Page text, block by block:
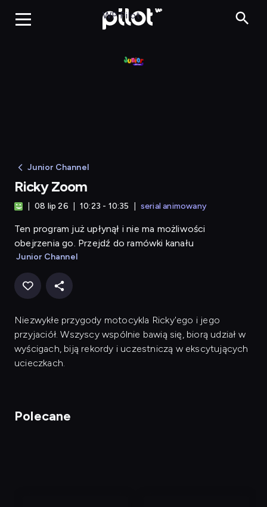
Ricky Zoom
WP Pilot
Junior Channel
Ricky Zoom
08 lip 26 10:23 - 10:35 serial animowany
Ten program już upłynął i nie ma możliwości
obejrzenia go. Przejdź do ramówki kanału
Junior Channel
Niezwykłe przygody motocykla Ricky'ego i jego
przyjaciół. Wszyscy wspólnie bawią się, biorą udział w
wyścigach, biją rekordy i uczestniczą w ekscytujących
ucieczkach.
Polecane